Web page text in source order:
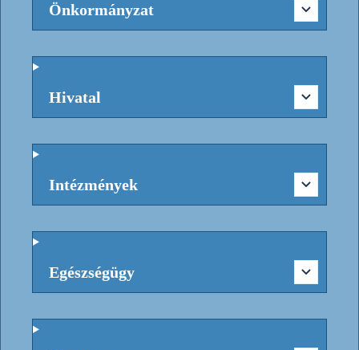
Önkormányzat
Hivatal
Intézmények
Egészségügy